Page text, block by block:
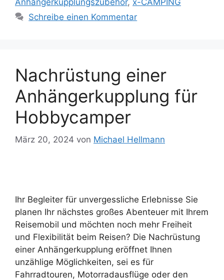
Anhängerkupplungszubehör, x-CAMPING
Schreibe einen Kommentar
Nachrüstung einer
Anhängerkupplung für
Hobbycamper
März 20, 2024 von Michael Hellmann
Ihr Begleiter für unvergessliche Erlebnisse Sie
planen Ihr nächstes großes Abenteuer mit Ihrem
Reisemobil und möchten noch mehr Freiheit
und Flexibilität beim Reisen? Die Nachrüstung
einer Anhängerkupplung eröffnet Ihnen
unzählige Möglichkeiten, sei es für
Fahrradtouren, Motorradausflüge oder den